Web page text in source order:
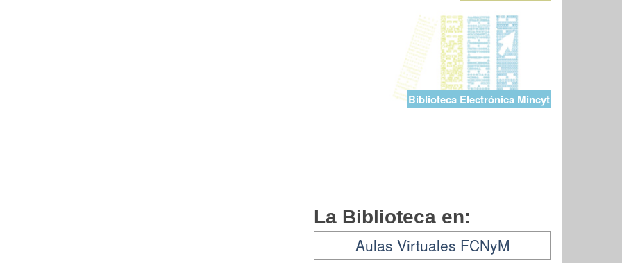
Biblioteca Electrónica Mincyt
La Biblioteca en:
Aulas Virtuales FCNyM